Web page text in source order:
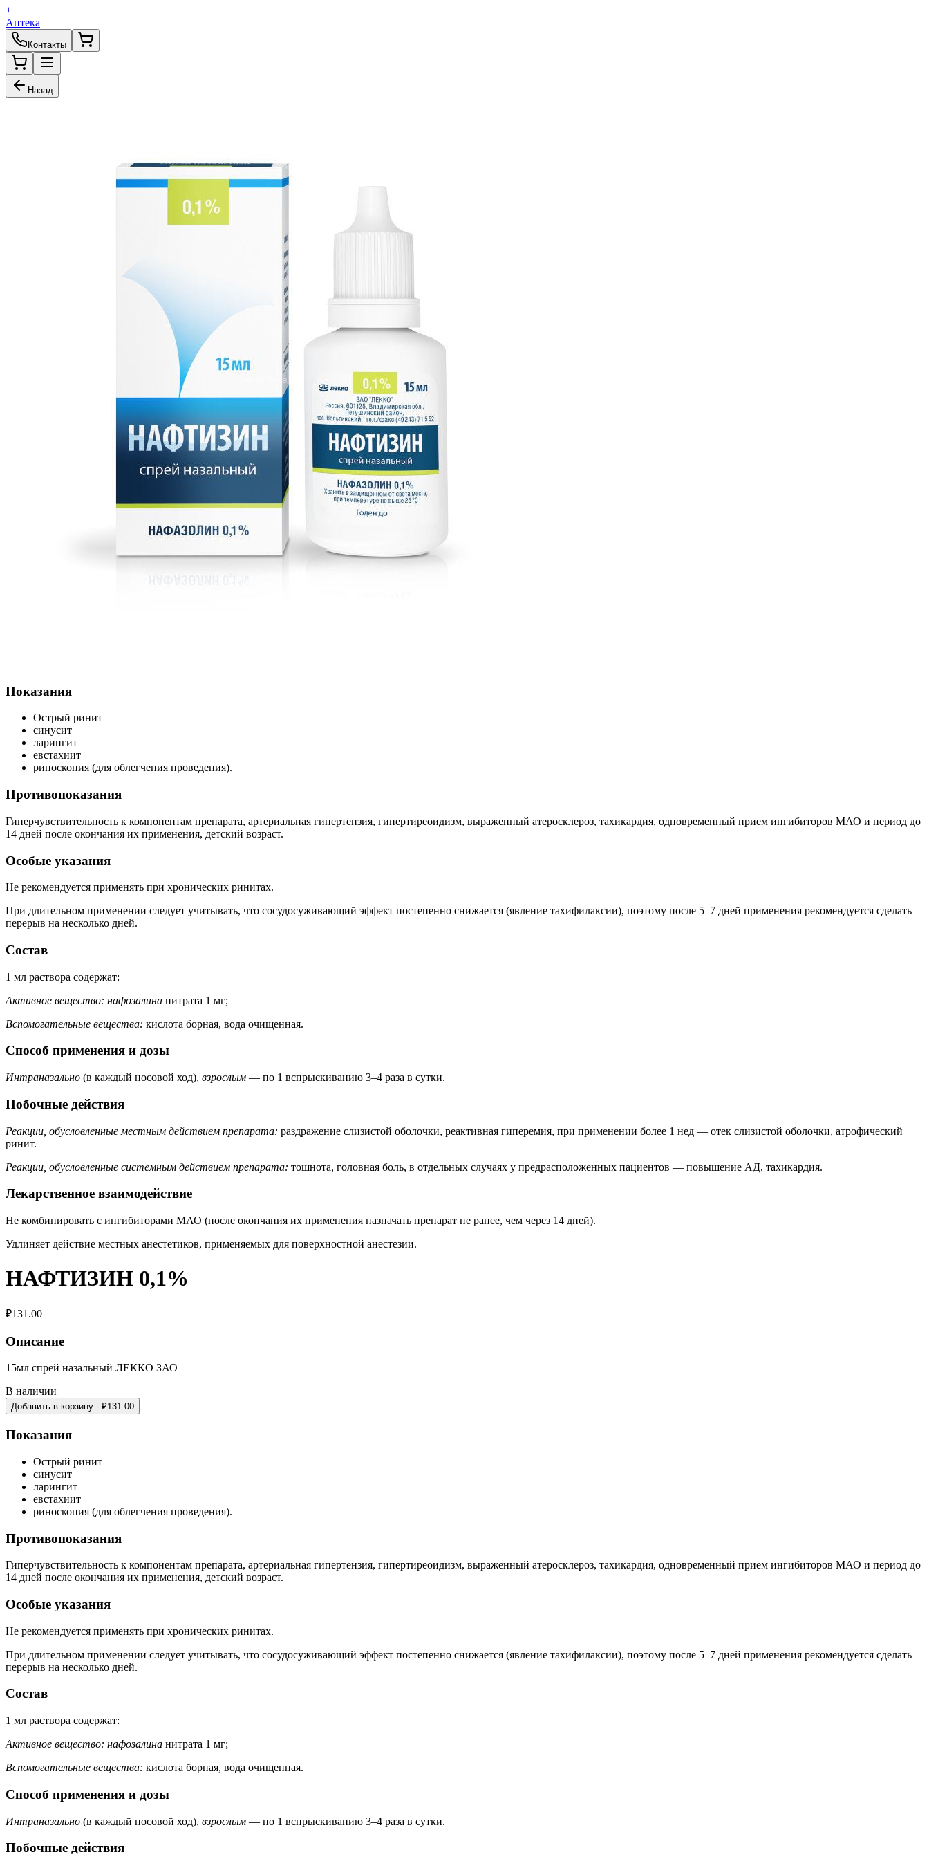
+
Аптека
Контакты
Назад
Показания
Острый ринит
синусит
ларингит
евстахиит
риноскопия (для облегчения проведения).
Противопоказания
Гиперчувствительность к компонентам препарата, артериальная гипертензия, гипертиреоидизм, выраженный атеросклероз, тахикардия, одновременный прием ингибиторов МАО и период до
14 дней после окончания их применения, детский возраст.
Особые указания
Не рекомендуется применять при хронических ринитах.
При длительном применении следует учитывать, что сосудосуживающий эффект постепенно снижается (явление тахифилаксии), поэтому после 5–7 дней применения рекомендуется сделать
перерыв на несколько дней.
Состав
1 мл раствора содержат:
Активное вещество: нафозалина нитрата 1 мг;
Вспомогательные вещества: кислота борная, вода очищенная.
Способ применения и дозы
Интраназально (в каждый носовой ход), взрослым — по 1 вспрыскиванию 3–4 раза в сутки.
Побочные действия
Реакции, обусловленные местным действием препарата: раздражение слизистой оболочки, реактивная гиперемия, при применении более 1 нед — отек слизистой оболочки, атрофический
ринит.
Реакции, обусловленные системным действием препарата: тошнота, головная боль, в отдельных случаях у предрасположенных пациентов — повышение АД, тахикардия.
Лекарственное взаимодействие
Не комбинировать с ингибиторами МАО (после окончания их применения назначать препарат не ранее, чем через 14 дней).
Удлиняет действие местных анестетиков, применяемых для поверхностной анестезии.
НАФТИЗИН 0,1%
₽131.00
Описание
15мл спрей назальный ЛЕККО ЗАО
В наличии
Добавить в корзину - ₽131.00
Показания
Острый ринит
синусит
ларингит
евстахиит
риноскопия (для облегчения проведения).
Противопоказания
Гиперчувствительность к компонентам препарата, артериальная гипертензия, гипертиреоидизм, выраженный атеросклероз, тахикардия, одновременный прием ингибиторов МАО и период до
14 дней после окончания их применения, детский возраст.
Особые указания
Не рекомендуется применять при хронических ринитах.
При длительном применении следует учитывать, что сосудосуживающий эффект постепенно снижается (явление тахифилаксии), поэтому после 5–7 дней применения рекомендуется сделать
перерыв на несколько дней.
Состав
1 мл раствора содержат:
Активное вещество: нафозалина нитрата 1 мг;
Вспомогательные вещества: кислота борная, вода очищенная.
Способ применения и дозы
Интраназально (в каждый носовой ход), взрослым — по 1 вспрыскиванию 3–4 раза в сутки.
Побочные действия